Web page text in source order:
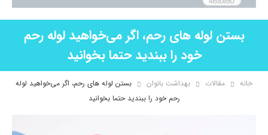
بستن لوله های رحم، اگر می‌خواهید لوله رحم
خود را ببندید حتما بخوانید
خانه مقالات بهداشت بانوان
بستن لوله های رحم، اگر می‌خواهید لوله
رحم خود را ببندید حتما بخوانید